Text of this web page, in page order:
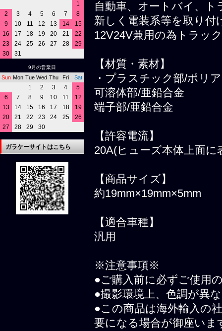
自動車、オートバイ、
新しく電装系等を取り付
12V24V兼用の為トラッ
【材質・素材】
・プラスチック部/ポリ
可溶体部/亜鉛合金
端子部/亜鉛合金
【許容電流】
20A(ヒューズ本体上面に
【商品サイズ】
約19mm×19mm×5mm
【適合車種】
汎用
※注意事項※
●ご購入前に必ずご使用
●撮影環境上、色調が異
●この商品は海外輸入の
要になる場合が御座いま
1
2
3 4 5 6 7
8
9
10 11 12 13 14
15
16
17 18 19 20 21
22
23
24 25 26 27 28
29
30
31
9月の営業日
Sun Mon Tue Wed Thu Fri Sat
1 2 3 4
5
6
7 8 9 10 11
12
13
14 15 16 17 18
19
20
21 22 23 24 25
26
27
28 29 30
ガラケーサイトはこちら